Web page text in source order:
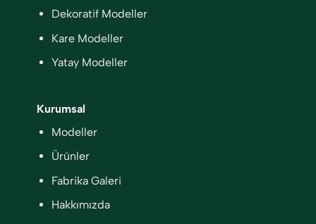
Dekoratif Modeller
Kare Modeller
Yatay Modeller
Kurumsal
Modeller
Ürünler
Fabrika Galeri
Hakkımızda